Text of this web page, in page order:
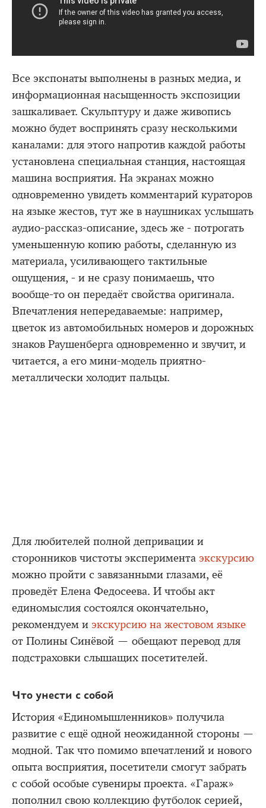
Все экспонаты выполнены в разных медиа, и
информационная насыщенность экспозиции
зашкаливает. Скульптуру и даже живопись
можно будет воспринять сразу несколькими
каналами: для этого напротив каждой работы
установлена специальная станция, настоящая
машина восприятия. На экранах можно
одновременно увидеть комментарий кураторов
на языке жестов, тут же в наушниках услышать
аудио-рассказ-описание, здесь же - потрогать
уменьшенную копию работы, сделанную из
материала, усиливающего тактильные
ощущения, - и не сразу понимаешь, что
вообще-то он передаёт свойства оригинала.
Впечатления непередаваемые: например,
цветок из автомобильных номеров и дорожных
знаков Раушенберга одновременно и звучит, и
читается, а его мини-модель приятно-
металлически холодит пальцы.
Для любителей полной депривации и
сторонников чистоты эксперимента экскурсию
можно пройти с завязанными глазами, её
проведёт Елена Федосеева. И чтобы акт
единомыслия состоялся окончательно,
рекомендуем и экскурсию на жестовом языке
от Полины Синёвой — обещают перевод для
подстраховки слышащих посетителей.
Что унести с собой
История «Единомышленников» получила
развитие с ещё одной неожиданной стороны —
модной. Так что помимо впечатлений и нового
опыта восприятия, посетители смогут забрать
с собой особые сувениры проекта. «Гараж»
пополнил свою коллекцию футболок серией,